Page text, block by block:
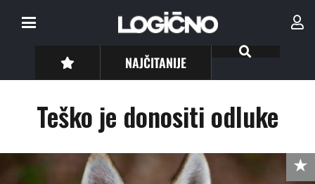
NAJČITANIJE
Teško je donositi odluke